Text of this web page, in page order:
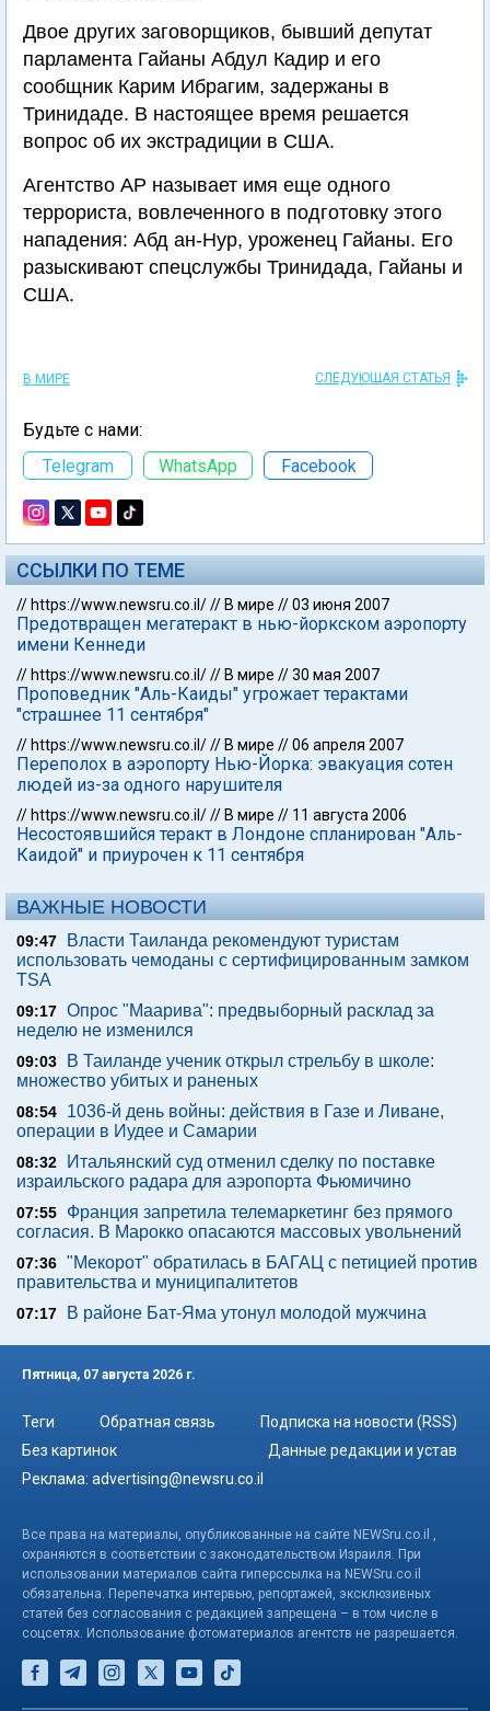
Двое других заговорщиков, бывший депутат
парламента Гайаны Абдул Кадир и его
сообщник Карим Ибрагим, задержаны в
Тринидаде. В настоящее время решается
вопрос об их экстрадиции в США.
Агентство AP называет имя еще одного
террориста, вовлеченного в подготовку этого
нападения: Абд ан-Нур, уроженец Гайаны. Его
разыскивают спецслужбы Тринидада, Гайаны и
США.
В МИРЕ СЛЕДУЮЩАЯ СТАТЬЯ
Будьте с нами:
Telegram
WhatsApp Facebook
ССЫЛКИ ПО ТЕМЕ
// https://www.newsru.co.il/// В мире //03 июня 2007
Предотвращен мегатеракт в нью-йоркском аэропорту
имени Кеннеди
// https://www.newsru.co.il/// В мире //30 мая 2007
Проповедник "Аль-Каиды" угрожает терактами
"страшнее 11 сентября"
// https://www.newsru.co.il/// В мире //06 апреля 2007
Переполох в аэропорту Нью-Йорка: эвакуация сотен
людей из-за одного нарушителя
// https://www.newsru.co.il/// В мире // 11 августа 2006
Несостоявшийся теракт в Лондоне спланирован "Аль-
Каидой" и приурочен к 11 сентября
ВАЖНЫЕ НОВОСТИ
09:47
Власти Таиланда рекомендуют туристам
использовать чемоданы с сертифицированным замком
TSA
09:17 Опрос "Mаарива": предвыборный расклад за
неделю не изменился
09:03
В Таиланде ученик открыл стрельбу в школе:
множество убитых и раненых
08:54
1036-й день войны: действия в Газе и Ливане,
операции в Иудее и Самарии
08:32
Итальянский суд отменил сделку по поставке
израильского радара для аэропорта Фьюмичино
07:55
Франция запретила телемаркетинг без прямого
согласия. В Марокко опасаются массовых увольнений
07:36 "Мекорот" обратилась в БАГАЦ с петицией против
правительства и муниципалитетов
07:17 В районе Бат-Яма утонул молодой мужчина
Пятница, 07 августа 2026 г.
Теги Обратная связь
Подписка на новости (RSS)
Без картинок
Данные редакции и устав
Реклама: advertising@newsru.co.il
Все права на материалы, опубликованные на сайте NEWSru.co.il ,
охраняются в соответствии с законодательством Израиля. При
использовании материалов сайта гиперссылка на NEWSru.co.il
обязательна. Перепечатка интервью, репортажей, эксклюзивных
статей без согласования с редакцией запрещена – в том числе в
соцсетях. Использование фотоматериалов агентств не разрешается.